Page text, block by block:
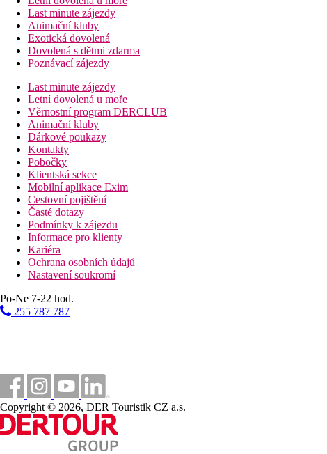
Last minute zájezdy
Animační kluby
Exotická dovolená
Dovolená s dětmi zdarma
Poznávací zájezdy
Last minute zájezdy
Letní dovolená u moře
Věrnostní program DERCLUB
Animační kluby
Dárkové poukazy
Kontakty
Pobočky
Klientská sekce
Mobilní aplikace Exim
Cestovní pojištění
Časté dotazy
Podmínky k zájezdu
Informace pro klienty
Kariéra
Ochrana osobních údajů
Nastavení soukromí
Po-Ne 7-22 hod.
255 787 787
Copyright © 2026, DER Touristik CZ a.s.